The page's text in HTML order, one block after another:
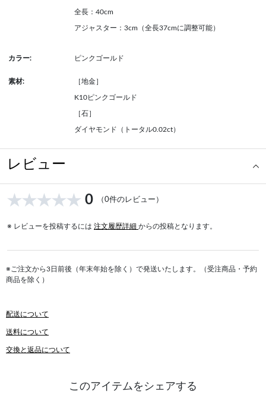
全長：40cm
アジャスター：3cm（全長37cmに調整可能）
カラー: ピンクゴールド
素材: ［地金］
K10ピンクゴールド
［石］
ダイヤモンド（トータル0.02ct）
レビュー
0 （0件のレビュー）
※ レビューを投稿するには 注文履歴詳細 からの投稿となります。
※ご注文から3日前後（年末年始を除く）で発送いたします。（受注商品・予約
商品を除く）
配送について
送料について
交換と返品について
このアイテムをシェアする